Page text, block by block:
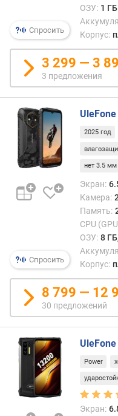
с
с
о
р
ц
е
н
к
а
п
р
с
о
р
а
A
n
u
T
т
Спросить
ОЗУ: 1 ГБ
Корпус:
3 299 — 3
3 предложения
Спросить
2025 год
нет 3.5 мм
Экран:
Камера:
Память:
CPU
ОЗУ: 8
Корпус:
8 799 — 12
30 предложений
Power
Экран: